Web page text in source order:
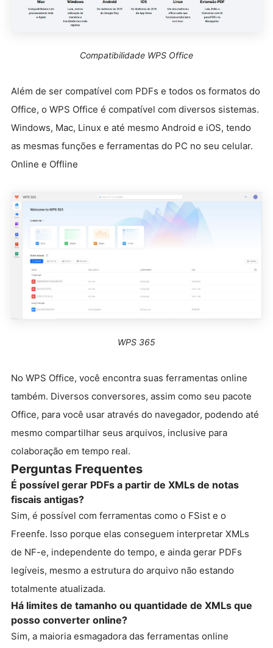
Compatibilidade WPS Office
Além de ser compatível com PDFs e todos os formatos do
Office, o WPS Office é compatível com diversos sistemas.
Windows, Mac, Linux e até mesmo Android e iOS, tendo
as mesmas funções e ferramentas do PC no seu celular.
Online e Offline
WPS 365
No WPS Office, você encontra suas ferramentas online
também. Diversos conversores, assim como seu pacote
Office, para você usar através do navegador, podendo até
mesmo compartilhar seus arquivos, inclusive para
colaboração em tempo real.
Perguntas Frequentes
É possível gerar PDFs a partir de XMLs de notas
fiscais antigas?
Sim, é possível com ferramentas como o FSist e o
Freenfe. Isso porque elas conseguem interpretar XMLs
de NF-e, independente do tempo, e ainda gerar PDFs
legíveis, mesmo a estrutura do arquivo não estando
totalmente atualizada.
Há limites de tamanho ou quantidade de XMLs que
posso converter online?
Sim, a maioria esmagadora das ferramentas online